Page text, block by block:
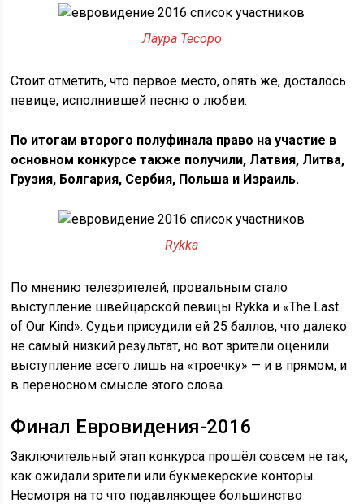
Лаура Тесоро
Стоит отметить, что первое место, опять же, досталось
певице, исполнившей песню о любви.
По итогам второго полуфинала право на участие в
основном конкурсе также получили, Латвия, Литва,
Грузия, Болгария, Сербия, Польша и Израиль.
Rykka
По мнению телезрителей, провальным стало
выступление швейцарской певицы Rykka и «The Last
of Our Kind». Судьи присудили ей 25 баллов, что далеко
не самый низкий результат, но вот зрители оценили
выступление всего лишь на «троечку» — и в прямом, и
в переносном смысле этого слова.
Финал Евровидения-2016
Заключительный этап конкурса прошёл совсем не так,
как ожидали зрители или букмекерские конторы.
Несмотря на то что подавляющее большинство